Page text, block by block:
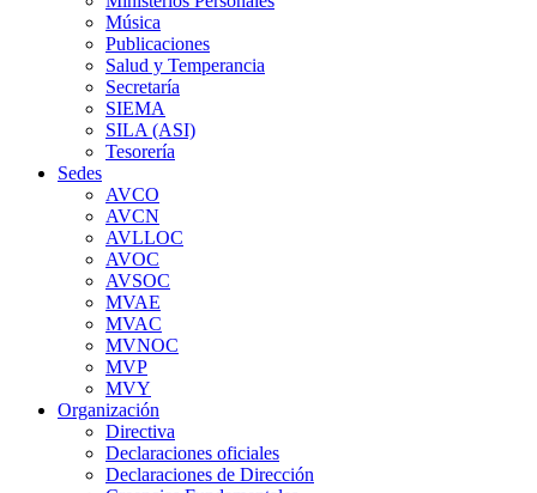
Música
Publicaciones
Salud y Temperancia
Secretaría
SIEMA
SILA (ASI)
Tesorería
Sedes
AVCO
AVCN
AVLLOC
AVOC
AVSOC
MVAE
MVAC
MVNOC
MVP
MVY
Organización
Directiva
Declaraciones oficiales
Declaraciones de Dirección